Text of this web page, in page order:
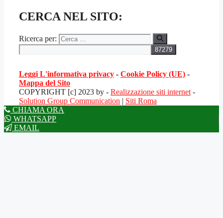
CERCA NEL SITO:
Ricerca per:
Leggi L'informativa privacy - Cookie Policy (UE) -
Mappa del Sito
COPYRIGHT [c] 2023 by - Realizzazione siti internet -
Solution Group Communication | Siti Roma
CHIAMA ORA
WHATSAPP
EMAIL